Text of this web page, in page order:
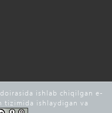
doirasida ishlab chiqilgan e-
tizimida ishlaydigan va